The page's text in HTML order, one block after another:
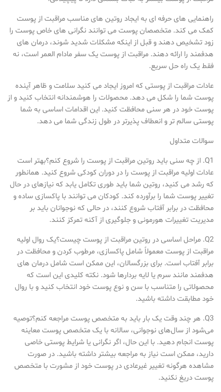
راهنمایی های حرفه ای به ایجاد روتین های مناسب مراقبت از پوست
کمک می کند. متخصصان پوست می توانند نگرانی های خاص پوست را
زود تشخیص دهند و قبل از اینکه مشکلات شدید شوند، درمان های
هدفمند را ارائه دهند. مراقبت از پوست یک سفر مادام العمر است، نه
فقط یک راه حل سریع.
عادات مراقبت از پوستی که امروز ایجاد می کنید سلامت و ظاهر آینده
پوست شما را شکل می دهد. محصولات را هوشمندانه انتخاب کنید و از
پوست خود در هر سنی محافظت کنید. این اقدامات اساسی به شما
پوستی سالم تر و انعطاف پذیرتر در طول زندگی شما می دهد.
سوالات متداول
Q1. از چه سنی باید روتین مراقبت از پوست را شروع کنم؟بهتر است
عادات اولیه مراقبت از پوست را در دوران کودکی شروع کنید. همانطور
که رشد می کنید، روتین شما باید طوری تکامل یابد که نیازهای در حال
تغییر پوست شما را برآورده کند. کودکان می توانند با پاکسازی ساده و
محافظت در برابر آفتاب شروع کنند، در حالی که نوجوانان باید بر
مدیریت تغییرات هورمونی و جلوگیری از آکنه تمرکز کنند.
Q2. مراحل اساسی در روتین مراقبت از پوست چیست؟یک روال اولیه
مراقبت از پوست معمولاً شامل پاکسازی، مرطوب کردن و محافظت در
برابر آفتاب است. برای بزرگسالان، این ممکن است شامل درمان های
هدفمند مانند سرم یا لایه بردارها شود. نکته کلیدی این است که
محصولاتی را متناسب با سن و نوع پوست خود انتخاب کنید و با روال
خود مطابقت داشته باشید.
Q3. هر چند وقت یک بار باید به متخصص پوست مراجعه کنم؟توصیه
می‌شود از سال‌های نوجوانی، سالانه با یک متخصص پوست معاینه
پوست انجام دهید. با این حال، اگر نگرانی یا شرایط پوستی خاصی
دارید، ممکن است نیاز به مراجعه بیشتر داشته باشید. در صورت
مشاهده هرگونه تغییر غیرعادی در پوست خود از مشورت با متخصص
پوست دریغ نکنید.